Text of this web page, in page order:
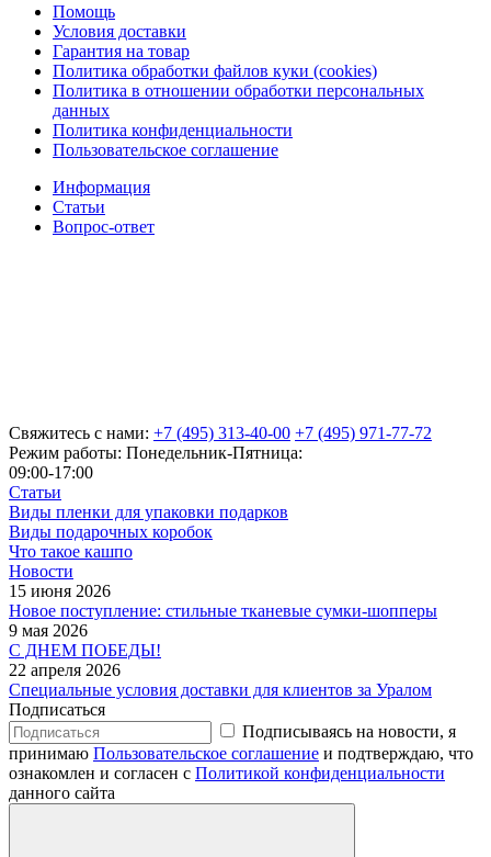
Помощь
Условия доставки
Гарантия на товар
Политика обработки файлов куки (cookies)
Политика в отношении обработки персональных
данных
Политика конфиденциальности
Пользовательское соглашение
Информация
Статьи
Вопрос-ответ
Свяжитесь с нами: +7 (495) 313-40-00 +7 (495) 971-77-72
Режим работы: Понедельник-Пятница:
09:00-17:00
Статьи
Виды пленки для упаковки подарков
Виды подарочных коробок
Что такое кашпо
Новости
15 июня 2026
Новое поступление: стильные тканевые сумки-шопперы
9 мая 2026
С ДНЕМ ПОБЕДЫ!
22 апреля 2026
Специальные условия доставки для клиентов за Уралом
Подписаться
Подписываясь на новости, я
принимаю Пользовательское соглашение и подтверждаю, что
ознакомлен и согласен с Политикой конфиденциальности
данного сайта